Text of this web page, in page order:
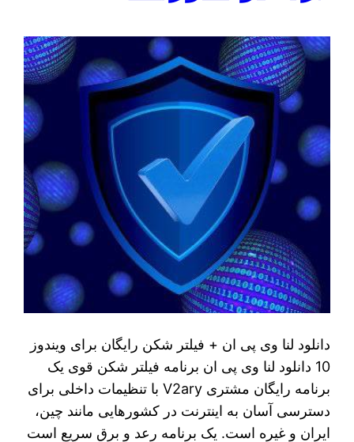
دانلود لنا وی پی ان + فیلتر شکن رایگان برای ویندوز
10 دانلود لنا وی پی ان برنامه فیلتر شکن قوی یک
برنامه رایگان مشتری V2ary با تنظیمات داخلی برای
دسترسی آسان به اینترنت در کشورهایی مانند چین،
ایران و غیره است. یک برنامه رعد و برق سریع است